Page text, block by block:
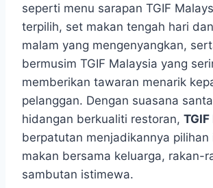
seperti menu sarapan TGIF
terpilih, set makan tengah hari
malam yang mengenyangkan,
bermusim TGIF Malaysia yang
memberikan tawaran menarik
pelanggan. Dengan suasana
hidangan berkualiti restoran,
berpatutan menjadikannya
makan bersama keluarga, rakan-
sambutan istimewa.